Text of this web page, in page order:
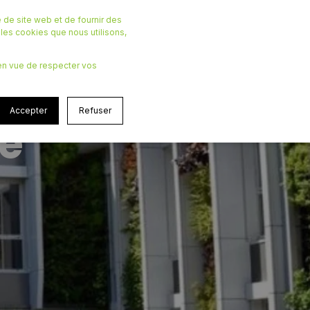
site web et de fournir des
cookies que nous utilisons,
vue de respecter vos
Accepter Refuser
votre